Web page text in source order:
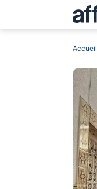
Accueil